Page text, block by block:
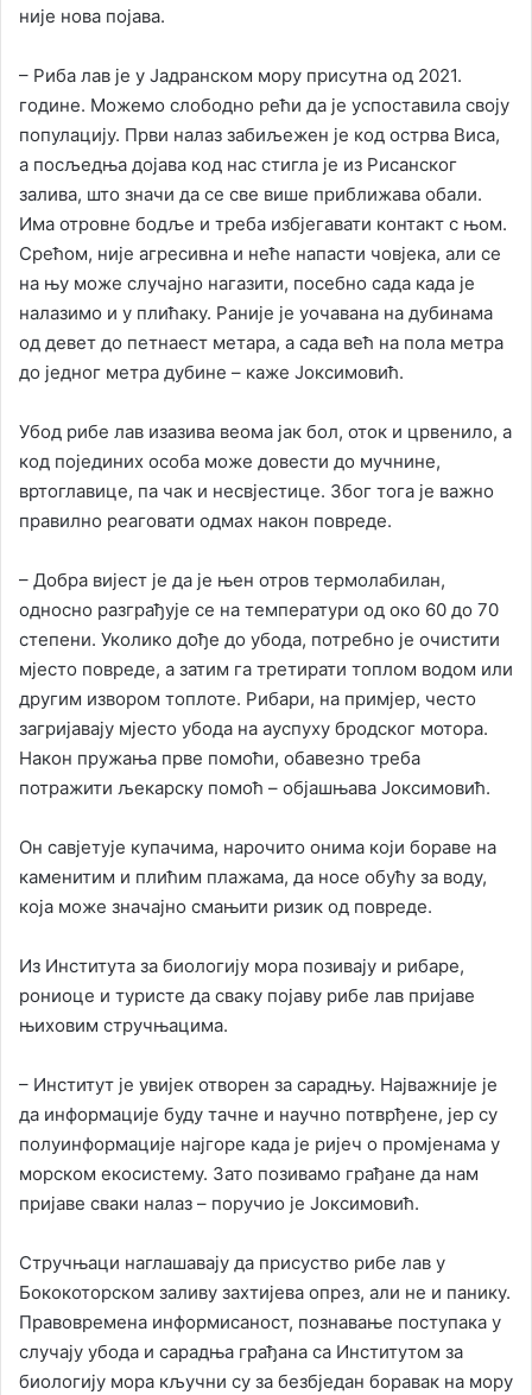
није нова појава.
– Риба лав је у Јадранском мору присутна од 2021.
године. Можемо слободно рећи да је успоставила своју
популацију. Први налаз забиљежен је код острва Виса,
а посљедња дојава код нас стигла је из Рисанског
залива, што значи да се све више приближава обали.
Има отровне бодље и треба избјегавати контакт с њом.
Срећом, није агресивна и неће напасти човјека, али се
на њу може случајно нагазити, посебно сада када је
налазимо и у плићаку. Раније је уочавана на дубинама
од девет до петнаест метара, а сада већ на пола метра
до једног метра дубине – каже Јоксимовић.
Убод рибе лав изазива веома јак бол, оток и црвенило, а
код појединих особа може довести до мучнине,
вртоглавице, па чак и несвјестице. Због тога је важно
правилно реаговати одмах након повреде.
– Добра вијест је да је њен отров термолабилан,
односно разграђује се на температури од око 60 до 70
степени. Уколико дође до убода, потребно је очистити
мјесто повреде, а затим га третирати топлом водом или
другим извором топлоте. Рибари, на примјер, често
загријавају мјесто убода на ауспуху бродског мотора.
Након пружања прве помоћи, обавезно треба
потражити љекарску помоћ – објашњава Јоксимовић.
Он савјетује купачима, нарочито онима који бораве на
каменитим и плићим плажама, да носе обућу за воду,
која може значајно смањити ризик од повреде.
Из Института за биологију мора позивају и рибаре,
рониоце и туристе да сваку појаву рибе лав пријаве
њиховим стручњацима.
– Институт је увијек отворен за сарадњу. Најважније је
да информације буду тачне и научно потврђене, јер су
полуинформације најгоре када је ријеч о промјенама у
морском екосистему. Зато позивамо грађане да нам
пријаве сваки налаз – поручио је Јоксимовић.
Стручњаци наглашавају да присуство рибе лав у
Бококоторском заливу захтијева опрез, али не и панику.
Правовремена информисаност, познавање поступака у
случају убода и сарадња грађана са Институтом за
биологију мора кључни су за безбједан боравак на мору